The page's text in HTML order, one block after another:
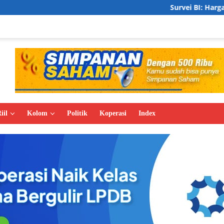
Survei BI: Harga Properti
Kolom Politik Koperasi Index